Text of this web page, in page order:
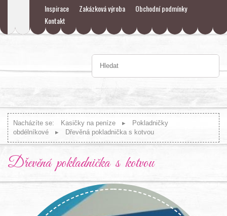
Inspirace Zakázková výroba
Obchodní podmínky
Kontakt
Nacházíte se: Kasičky na peníze
Pokladničky
obdélníkové
Dřevěná pokladnička s kotvou
Dřevěná pokladnička s kotvou